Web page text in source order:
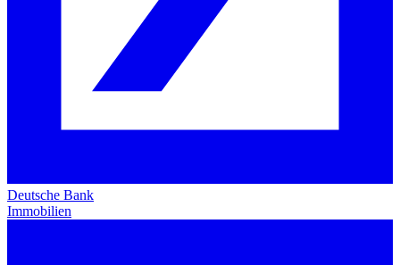
Deutsche Bank
Immobilien